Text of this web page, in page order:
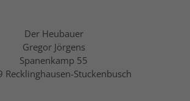
Der Heubauer
Gregor Jörgens
Spanenkamp 55
Recklinghausen-Stuckenbusch